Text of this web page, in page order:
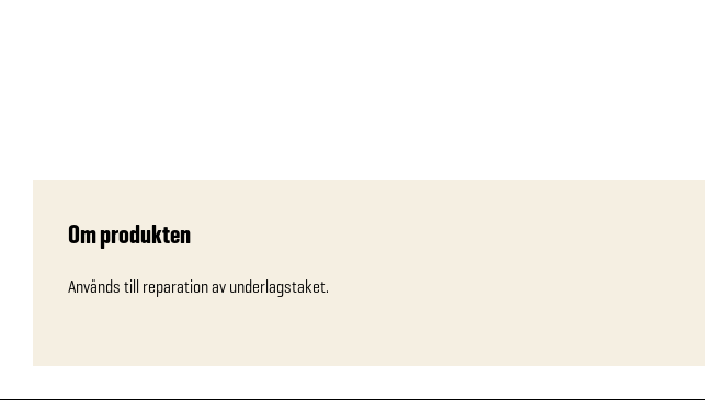
Om produkten
Används till reparation av underlagstaket.